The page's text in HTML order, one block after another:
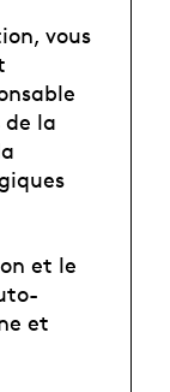
vous
la
et le
et